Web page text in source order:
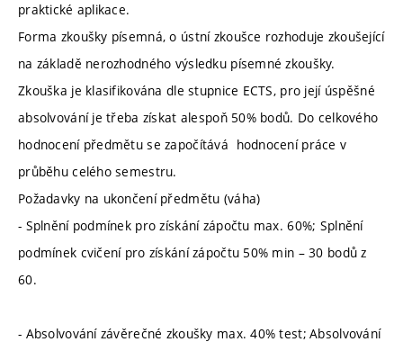
praktické aplikace.
Forma zkoušky písemná, o ústní zkoušce rozhoduje zkoušející
na základě nerozhodného výsledku písemné zkoušky.
Zkouška je klasifikována dle stupnice ECTS, pro její úspěšné
absolvování je třeba získat alespoň 50% bodů. Do celkového
hodnocení předmětu se započítává hodnocení práce v
průběhu celého semestru.
Požadavky na ukončení předmětu (váha)
- Splnění podmínek pro získání zápočtu max. 60%; Splnění
podmínek cvičení pro získání zápočtu 50% min – 30 bodů z
60.
- Absolvování závěrečné zkoušky max. 40% test; Absolvování